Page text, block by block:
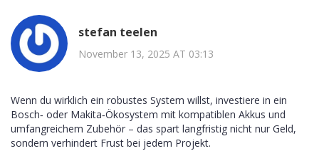
stefan teelen
November 13, 2025 AT 03:13
Wenn du wirklich ein robustes System willst, investiere in ein
Bosch‑ oder Makita‑Ökosystem mit kompatiblen Akkus und
umfangreichem Zubehör – das spart langfristig nicht nur Geld,
sondern verhindert Frust bei jedem Projekt.